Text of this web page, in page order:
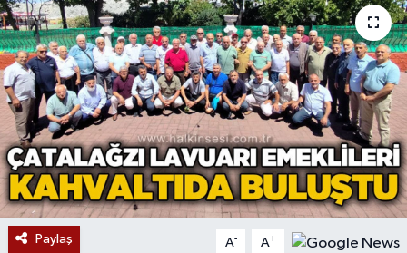
Paylaş A- A+
BİLİM VE TEKNOLOJİ
DUNYA
Düzce
Eğitim
Ekonomi